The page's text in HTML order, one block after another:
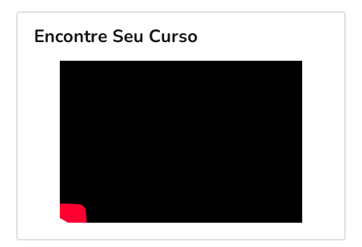
Encontre Seu Curso